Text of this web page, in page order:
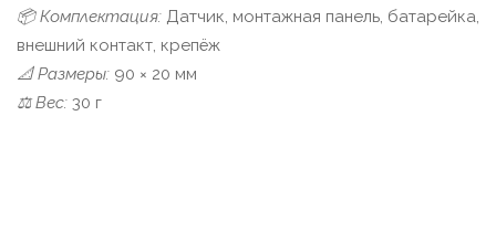
📦 Комплектация: Датчик, монтажная панель, батарейка,
внешний контакт, крепёж
📐 Размеры: 90 × 20 мм
⚖️ Вес: 30 г